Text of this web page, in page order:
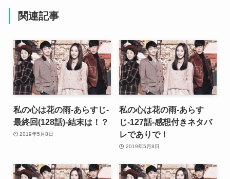
関連記事
私の心は花の雨-あらすじ-
最終回(128話)-結末は！？
2019年5月8日
私の心は花の雨-あらす
じ-127話-感想付きネタバ
レでありで！
2019年5月8日